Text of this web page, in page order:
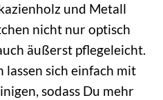
und Metall
nicht nur optisch
äußerst pflegeleicht.
sich einfach mit
sodass Du mehr